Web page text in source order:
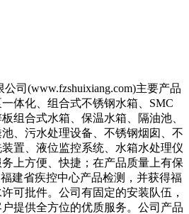
司(www.fzshuixiang.com)主要产品
体化、组合式不锈钢水箱、SMC
组合式水箱、保温水箱、隔油池、
、污水处理设备、不锈钢烟囱、不
置、液位监控系统、水箱水处理仪
上方便、快捷；在产品质量上有保
建省疾控中心产品检测，并获得福
可批件。公司有固定的安装队伍，
提供全方位的优质服务。公司产品